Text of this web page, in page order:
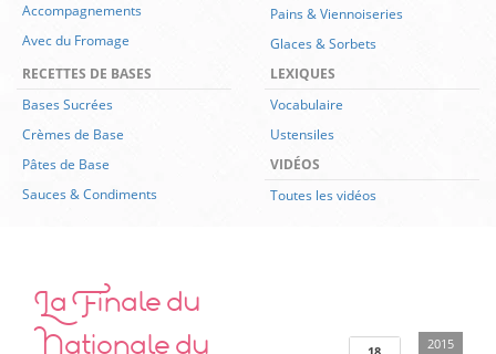
Accompagnements
Avec du Fromage
Pains & Viennoiseries
Glaces & Sorbets
RECETTES DE BASES
Bases Sucrées
Crèmes de Base
Pâtes de Base
Sauces & Condiments
LEXIQUES
Vocabulaire
Ustensiles
VIDÉOS
Toutes les vidéos
La Finale du
2015